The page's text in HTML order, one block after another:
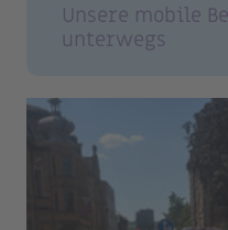
Unsere mobile
unterwegs